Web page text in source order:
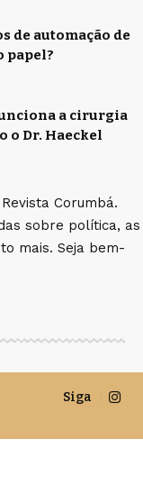
de automação de
papel?
a cirurgia
o Dr. Haeckel
Corumbá.
sobre política, as
mais. Seja bem-
Siga